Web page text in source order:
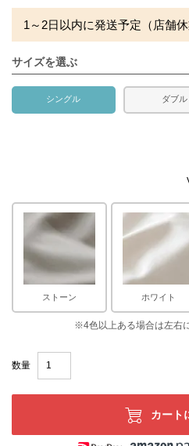
1～2日以内に発送予定（店舗休
サイズを選ぶ
シングル ダブル
ストーン ホワイト
カート